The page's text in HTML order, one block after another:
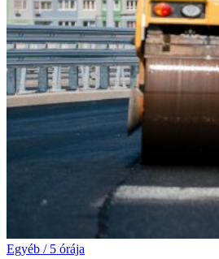
Egyéb / 5 órája